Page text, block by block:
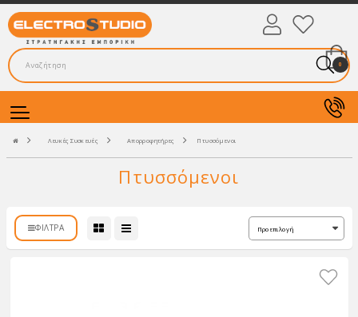
0
Λευκές Συσκευές Απορροφητήρες Πτυσσόμενοι
Πτυσσόμενοι
ΦΊΛΤΡΑ